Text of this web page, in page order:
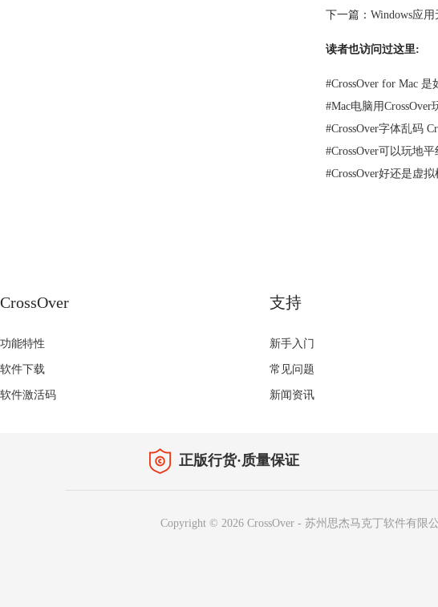
下一篇： Windows应
读者也访问过这里:
#CrossOver for Mac
#Mac电脑用
#CrossOver字体乱码
#CrossOver可以玩地
#CrossOver好还是虚
CrossOver
功能特性
软件下载
软件激活码
支持
新手入门
常见问题
新闻资讯
正版行货·质量保证
Copyright © 2026 CrossOver - 苏州思杰马克丁软件有限公